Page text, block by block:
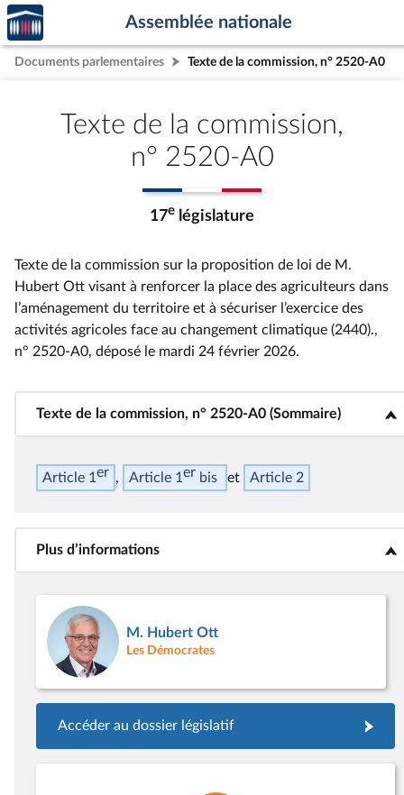
Aller au contenu
Aller en bas de la page
Accèder
à la
page
d'accueil
Assemblée nationale
Documents parlementaires Texte de la commission, n° 2520-A0
Texte de la commission,
n° 2520-A0
17e législature
Texte de la commission sur la proposition de loi de M.
Hubert Ott visant à renforcer la place des agriculteurs dans
l’aménagement du territoire et à sécuriser l’exercice des
activités agricoles face au changement climatique (2440).,
n° 2520-A0, déposé le mardi 24 février 2026.
Texte de la commission, n° 2520-A0 (Sommaire)
<b>Texte de la commission, n° 2520-A0 (Sommaire)</b>
Article 1er Article 1er bis Article 2
Plus d’informations<b>Plus d’informations</b>
M. Hubert Ott
Les Démocrates
Accéder au dossier législatif